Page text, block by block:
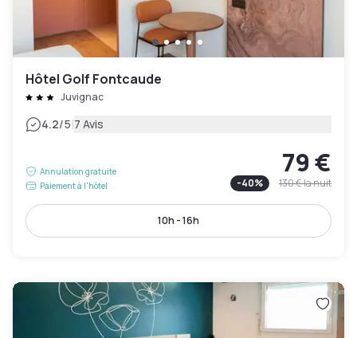
Hôtel Golf Fontcaude
Juvignac
4.2/5|7 Avis
Annulation gratuite
Paiement à l'hôtel
79 €
-40% 130 €la nuit
10h - 16h